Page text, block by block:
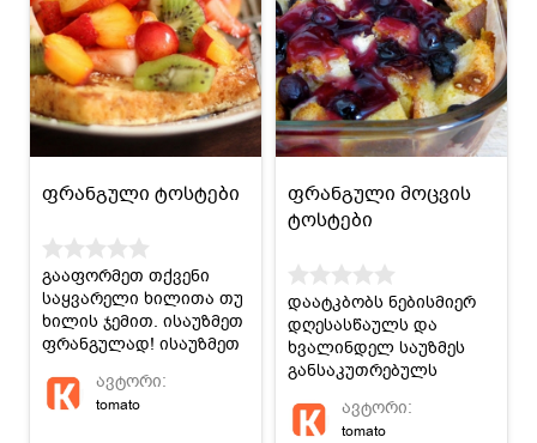
ფრანგული ტოსტები
გააფორმეთ თქვენი
საყვარელი ხილითა თუ
ხილის ჯემით. ისაუზმეთ
ფრანგულად! ისაუზმეთ
ავტორი:
tomato
ფრანგული მოცვის
ტოსტები
დაატკბობს ნებისმიერ
დღესასწაულს და
ხვალინდელ საუზმეს
განსაკუთრებულს
ავტორი:
tomato